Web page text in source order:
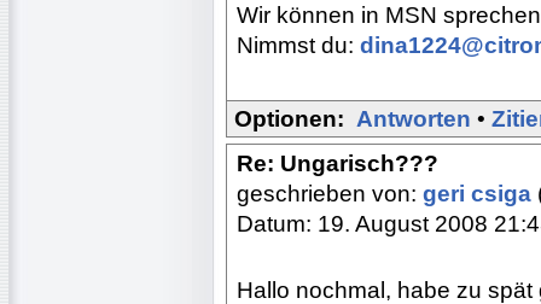
Wir können in MSN
Nimmst du:
Optionen: Antworten •
Re: Ungarisch???
geschrieben von: geri csiga
Datum: 19. August 2008
Hallo nochmal, habe zu